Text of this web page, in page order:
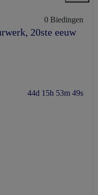
0 Biedingen
20ste eeuw
44d 15h 53m 48s